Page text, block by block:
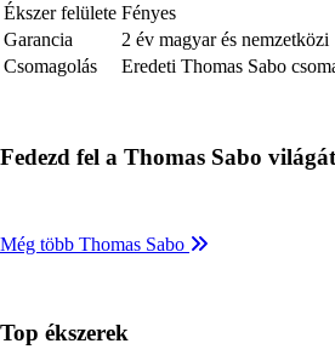
Ékszer felülete Fényes
Garancia
2 év magyar és nemzetközi
Csomagolás
Eredeti Thomas Sabo
Fedezd fel a Thomas Sabo
Még több Thomas Sabo
Top ékszerek